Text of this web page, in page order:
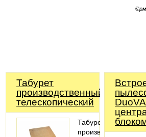
Табурет
производственный
телескопический
Табурет
производственный